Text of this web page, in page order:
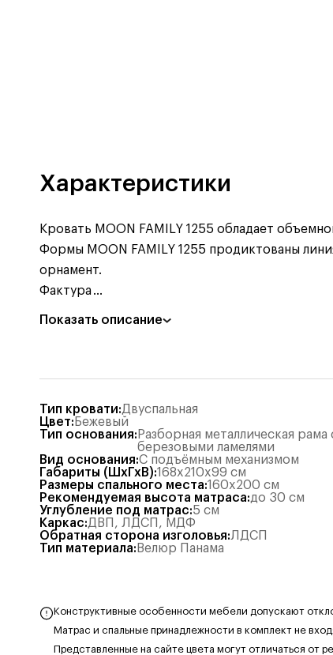
Характеристики
Кровать MOON FAMILY 1255 обладает
Формы MOON FAMILY 1255 продиктованы
орнамент.
Фактура...
Показать описание
Тип кровати:Двуспальная
Цвет: Бежевый
Тип основания: Разборная металлическая рама
березовыми ламелями
Вид основания:С подъёмным механизмом
Габариты (ШхГхВ):168x210x99 см
Размеры спального места:160x200 см
Рекомендуемая высота матраса:до 30 см
Углубление под матрас:5 см
Каркас:ДВП , ЛДСП , МДФ
Обратная сторона изголовья:ЛДСП
Тип материала: Велюр Панама
Конструктивные особенности мебели допускают
Матрас и спальные принадлежности в комплект не
Представленные на сайте цвета могут отличаться от